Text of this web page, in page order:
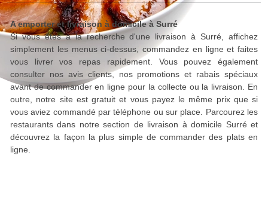
A emporter et livraison à domicile à Surré
Si vous êtes à la recherche d'une livraison à Surré, affichez
simplement les menus ci-dessus, commandez en ligne et faites
vous livrer vos repas rapidement. Vous pouvez également
consulter nos avis clients, nos promotions et rabais spéciaux
avant de commander en ligne pour la collecte ou la livraison. En
outre, notre site est gratuit et vous payez le même prix que si
vous aviez commandé par téléphone ou sur place. Parcourez les
restaurants dans notre section de livraison à domicile Surré et
découvrez la façon la plus simple de commander des plats en
ligne.